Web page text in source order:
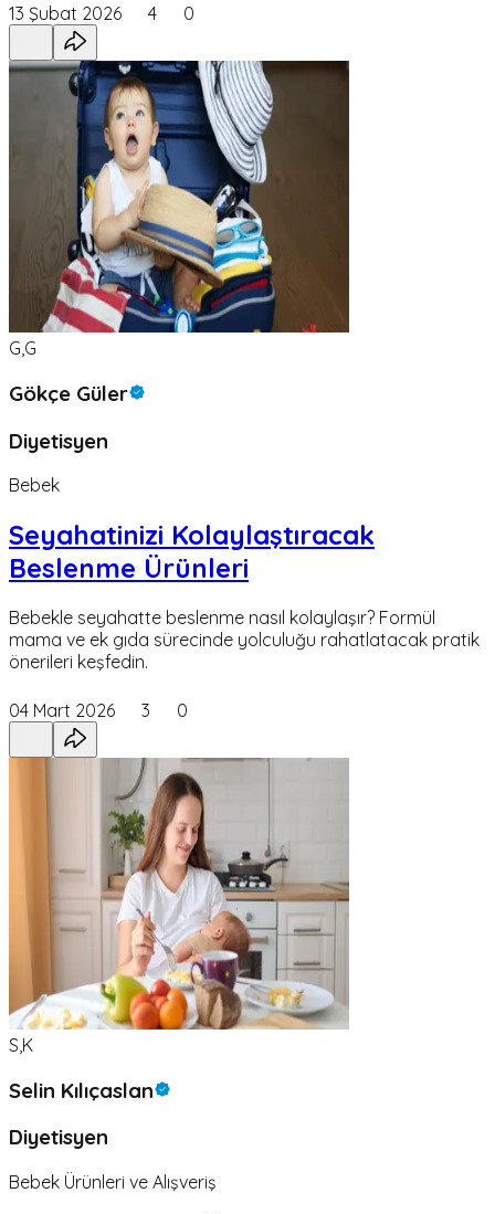
13 Şubat 2026 4 0
G,G
Gökçe Güler
Diyetisyen
Bebek
Seyahatinizi Kolaylaştıracak
Beslenme Ürünleri
Bebekle seyahatte beslenme nasıl kolaylaşır? Formül
mama ve ek gıda sürecinde yolculuğu rahatlatacak pratik
önerileri keşfedin.
04 Mart 2026 3 0
S,K
Selin Kılıçaslan
Diyetisyen
Bebek Ürünleri ve Alışveriş